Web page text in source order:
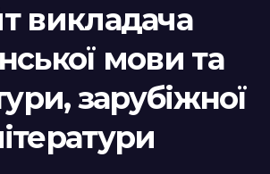
викладача
мови та
зарубіжної